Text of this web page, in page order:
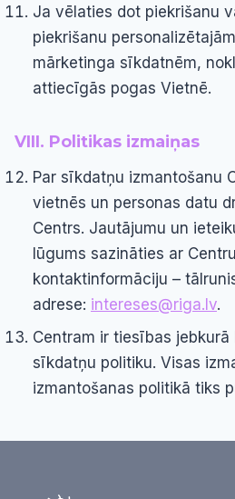
Ja vēlaties dot piekrišanu
piekrišanu
mārketinga sīkdatnēm,
attiecīgās pogas Vietnē.
VIII. Politikas izmaiņas
Par sīkdatņu izmantošanu
vietnēs un personas datu
Centrs. Jautājumu un
lūgums sazināties ar
kontaktinformāciju –
adrese: intereses@riga.lv.
Centram ir tiesības
sīkdatņu politiku. Visas
izmantošanas politikā tiks